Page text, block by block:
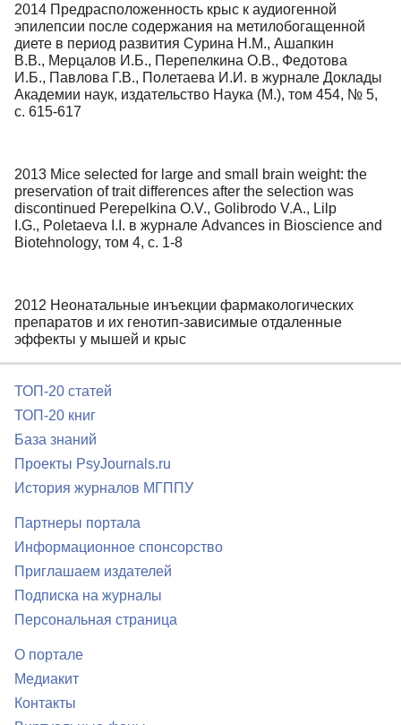
2014 Предрасположенность крыс к аудиогенной
эпилепсии после содержания на метилобогащенной
диете в период развития Сурина Н.М., Ашапкин
В.В., Мерцалов И.Б., Перепелкина О.В., Федотова
И.Б., Павлова Г.В., Полетаева И.И. в журнале Доклады
Академии наук, издательство Наука (М.), том 454, № 5,
с. 615-617
2013 Mice selected for large and small brain weight: the
preservation of trait differences after the selection was
discontinued Perepelkina O.V., Golibrodo V.A., Lilp
I.G., Poletaeva I.I. в журнале Advances in Bioscience and
Biotehnology, том 4, с. 1-8
2012 Неонатальные инъекции фармакологических
препаратов и их генотип-зависимые отдаленные
эффекты у мышей и крыс
ТОП-20 статей
ТОП-20 книг
База знаний
Проекты PsyJournals.ru
История журналов МГППУ
Партнеры портала
Информационное спонсорство
Приглашаем издателей
Подписка на журналы
Персональная страница
О портале
Медиакит
Контакты